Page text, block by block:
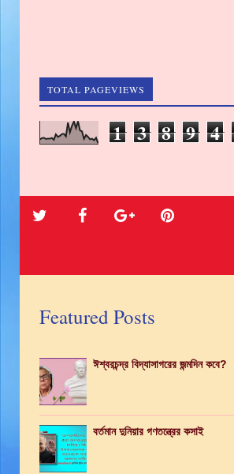
TOTAL PAGEVIEWS
1 3 8 9 4
Featured Posts
ঈশ্বরচন্দ্র বিদ্যাসাগরের জন্মদিন কবে?
বর্তমান দুনিয়ার গণতন্ত্রের কসাই